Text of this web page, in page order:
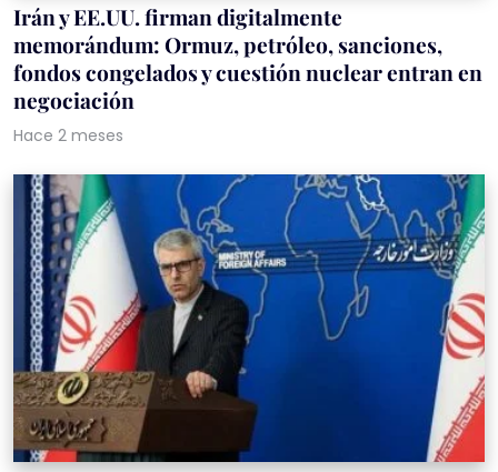
Irán y EE.UU. firman digitalmente
memorándum: Ormuz, petróleo, sanciones,
fondos congelados y cuestión nuclear entran en
negociación
Hace 2 meses